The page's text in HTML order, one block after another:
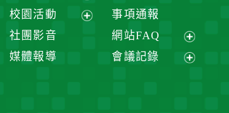
展
校園活動
社團影音
媒體報導
事項通報
網站FAQ
展
會議記錄